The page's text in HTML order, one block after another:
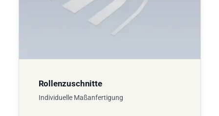
Rollenzuschnitte
Individuelle Maßanfertigung